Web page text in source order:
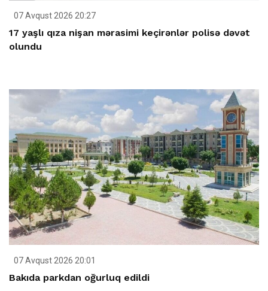
07 Avqust 2026 20:27
17 yaşlı qıza nişan mərasimi keçirənlər polisə dəvət
olundu
07 Avqust 2026 20:01
Bakıda parkdan oğurluq edildi